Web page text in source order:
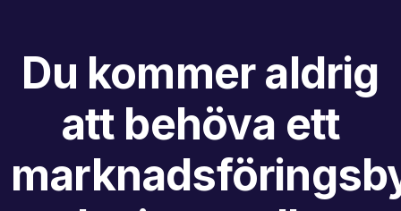
Du kommer aldrig
att behöva ett